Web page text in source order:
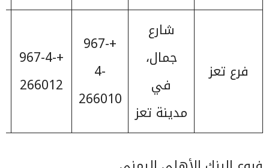
فرع تعز
شارع
جمال،
في
مدينة تعز
+967-
4-
266010
+967-4-
266012